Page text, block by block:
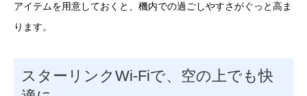
アイテムを用意しておくと、機内での過ごしやすさがぐっと高ま
ります。
スターリンクWi-Fiで、空の上でも快